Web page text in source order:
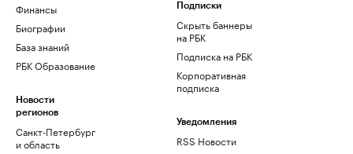
Финансы
Биографии
База знаний
РБК Образование
Новости
регионов
Санкт-Петербург
и область
Подписки
Скрыть баннеры
на РБК
Подписка на РБК
Корпоративная
подписка
Уведомления
RSS Новости